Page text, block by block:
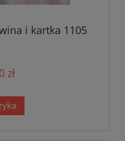
i kartka 1105
zł